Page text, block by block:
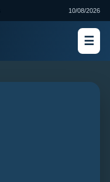
10/08/2026
☰